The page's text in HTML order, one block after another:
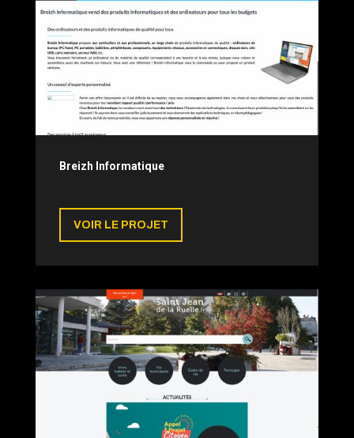
Breizh Informatique
VOIR LE PROJET